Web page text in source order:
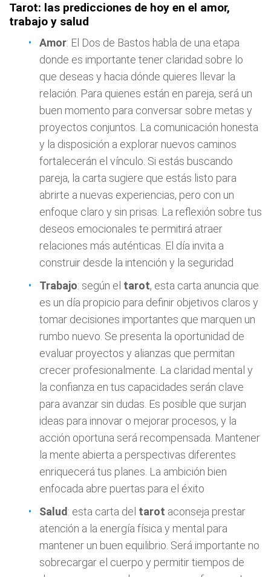
Tarot: las predicciones de hoy en el amor,
trabajo y salud
Amor: El Dos de Bastos habla de una etapa
donde es importante tener claridad sobre lo
que deseas y hacia dónde quieres llevar la
relación. Para quienes están en pareja, será un
buen momento para conversar sobre metas y
proyectos conjuntos. La comunicación honesta
y la disposición a explorar nuevos caminos
fortalecerán el vínculo. Si estás buscando
pareja, la carta sugiere que estás listo para
abrirte a nuevas experiencias, pero con un
enfoque claro y sin prisas. La reflexión sobre tus
deseos emocionales te permitirá atraer
relaciones más auténticas. El día invita a
construir desde la intención y la seguridad
Trabajo: según el tarot, esta carta anuncia que
es un día propicio para definir objetivos claros y
tomar decisiones importantes que marquen un
rumbo nuevo. Se presenta la oportunidad de
evaluar proyectos y alianzas que permitan
crecer profesionalmente. La claridad mental y
la confianza en tus capacidades serán clave
para avanzar sin dudas. Es posible que surjan
ideas para innovar o mejorar procesos, y la
acción oportuna será recompensada. Mantener
la mente abierta a perspectivas diferentes
enriquecerá tus planes. La ambición bien
enfocada abre puertas para el éxito
Salud : esta carta del tarot aconseja prestar
atención a la energía física y mental para
mantener un buen equilibrio. Será importante no
sobrecargar el cuerpo y permitir tiempos de